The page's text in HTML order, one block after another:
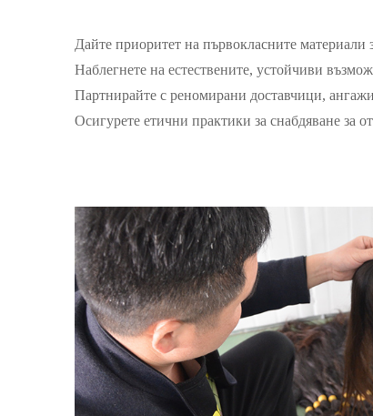
Дайте приоритет на първокласните
Наблегнете на естествените, устойчиви
Партнирайте с реномирани доставчици,
Осигурете етични практики за снабдяване за